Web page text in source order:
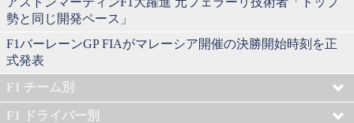
勢と同じ開発ペース」
F1バーレーンGP FIAがマレーシア開催の決勝開始時刻を正
式発表
F1 チーム別
F1 ドライバー別